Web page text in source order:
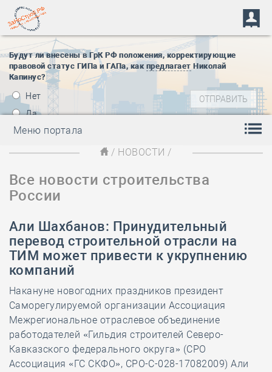
Будут ли внесены в ГрК РФ положения, корректирующие
правовой статус ГИПа и ГАПа, как предлагает Николай
Капинус?
Нет
Да
Меню портала
/ НОВОСТИ /
Все новости строительства
России
Али Шахбанов: Принудительный
перевод строительной отрасли на
ТИМ может привести к укрупнению
компаний
Накануне новогодних праздников президент
Саморегулируемой организации Ассоциация
Межрегиональное отраслевое объединение
работодателей «Гильдия строителей Северо-
Кавказского федерального округа» (СРО
Ассоциация «ГС СКФО», СРО-С-028-17082009) Али